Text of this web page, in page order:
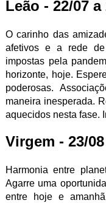
Leão - 22/07 a
O carinho das
afetivos e a rede de
impostas pela
horizonte, hoje.
poderosas.
maneira inesperada.
aquecidos nesta fase.
Virgem - 23/
Harmonia entre
Agarre uma
entre hoje e